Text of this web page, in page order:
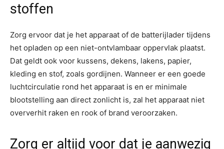
stoffen
Zorg ervoor dat je het apparaat of de batterijlader tijdens
het opladen op een niet-ontvlambaar oppervlak plaatst.
Dat geldt ook voor kussens, dekens, lakens, papier,
kleding en stof, zoals gordijnen. Wanneer er een goede
luchtcirculatie rond het apparaat is en er minimale
blootstelling aan direct zonlicht is, zal het apparaat niet
oververhit raken en rook of brand veroorzaken.
Zorg er altijd voor dat je aanwezig